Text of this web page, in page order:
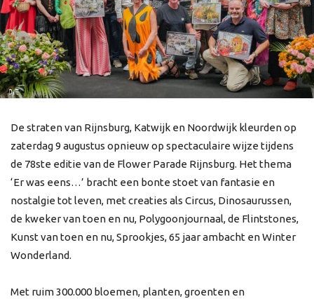
De straten van Rijnsburg, Katwijk en Noordwijk kleurden op
zaterdag 9 augustus opnieuw op spectaculaire wijze tijdens
de 78ste editie van de Flower Parade Rijnsburg. Het thema
‘Er was eens…’ bracht een bonte stoet van fantasie en
nostalgie tot leven, met creaties als Circus, Dinosaurussen,
de kweker van toen en nu, Polygoonjournaal, de Flintstones,
Kunst van toen en nu, Sprookjes, 65 jaar ambacht en Winter
Wonderland.
Met ruim 300.000 bloemen, planten, groenten en